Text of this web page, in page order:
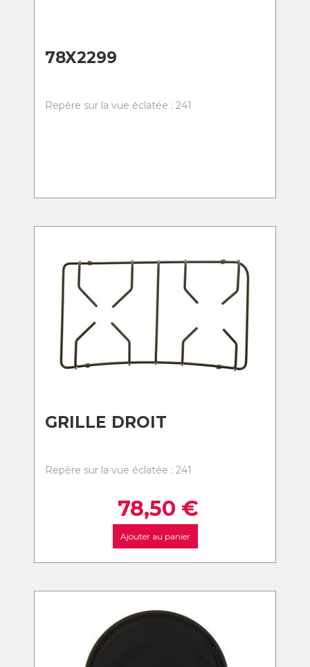
78X2299
Repère sur la vue éclatée : 241
GRILLE DROIT
Repère sur la vue éclatée : 241
78,50 €
Ajouter au panier